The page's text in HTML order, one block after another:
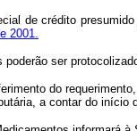
de crédito presumido
2001.
poderão ser
do
a contar do início